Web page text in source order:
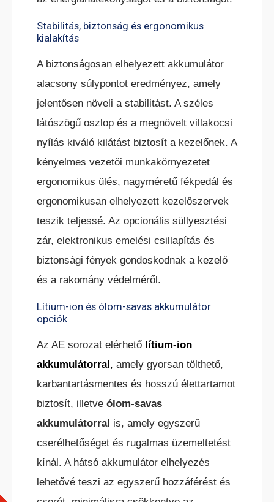
Stabilitás, biztonság és ergonomikus
kialakítás
A biztonságosan elhelyezett akkumulátor
alacsony súlypontot eredményez, amely
jelentősen növeli a stabilitást. A széles
látószögű oszlop és a megnövelt villakocsi
nyílás kiváló kilátást biztosít a kezelőnek. A
kényelmes vezetői munkakörnyezetet
ergonomikus ülés, nagyméretű fékpedál és
ergonomikusan elhelyezett kezelőszervek
teszik teljessé. Az opcionális süllyesztési
zár, elektronikus emelési csillapítás és
biztonsági fények gondoskodnak a kezelő
és a rakomány védelméről.
Lítium-ion és ólom-savas akkumulátor
opciók
Az AE sorozat elérhető lítium-ion
akkumulátorral, amely gyorsan tölthető,
karbantartásmentes és hosszú élettartamot
biztosít, illetve ólom-savas
akkumulátorral is, amely egyszerű
cserélhetőséget és rugalmas üzemeltetést
kínál. A hátsó akkumulátor elhelyezés
lehetővé teszi az egyszerű hozzáférést és